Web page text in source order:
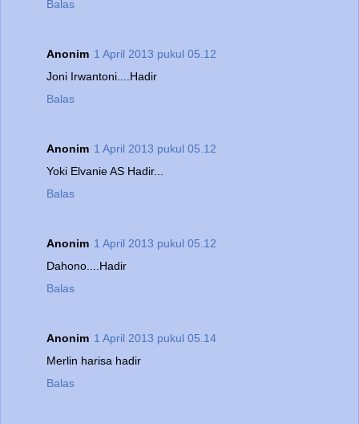
Balas
Anonim 1 April 2013 pukul 05.12
Joni Irwantoni....Hadir
Balas
Anonim 1 April 2013 pukul 05.12
Yoki Elvanie AS Hadir...
Balas
Anonim 1 April 2013 pukul 05.12
Dahono....Hadir
Balas
Anonim 1 April 2013 pukul 05.14
Merlin harisa hadir
Balas